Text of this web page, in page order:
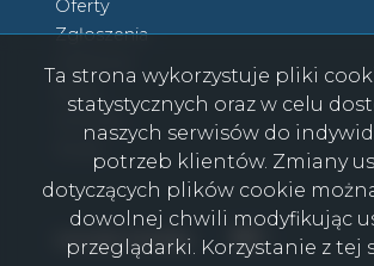
Oferty
Zgłoszenia
Kontakt
social media Facebook
Facebook
Ta strona wykorzystuje pliki
statystycznych oraz w celu
naszych serwisów do
potrzeb klientów. Zmiany
dotyczących plików cookie
dowolnej chwili modyfikując
przeglądarki. Korzystanie z tej